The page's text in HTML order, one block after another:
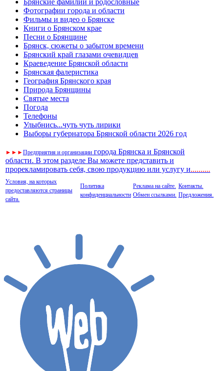
Фотографии города и области
Фильмы и видео о Брянске
Книги о Брянском крае
Песни о Брянщине
Брянск, сюжеты о забытом времени
Брянский край глазами очевидцев
Краеведение Брянской области
Брянская фалеристика
География Брянского края
Природа Брянщины
Святые места
Погода
Телефоны
Улыбнись...чуть чуть лирики
Выборы губернатора Брянской области 2026 год
► ► ►Предприятия и организации города Брянска и Брянской
области. В этом разделе Вы можете представить и
прорекламировать себя, свою продукцию или услугу и..........
Условия, на которых
предоставляются страницы
сайта.
Политика
конфиденциальности
Реклама на сайте.
Обмен ссылками.
Контакты.
Предложения.